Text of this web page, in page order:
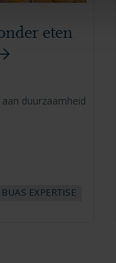
eten
duurzaamheid
BUAS EXPERTISE